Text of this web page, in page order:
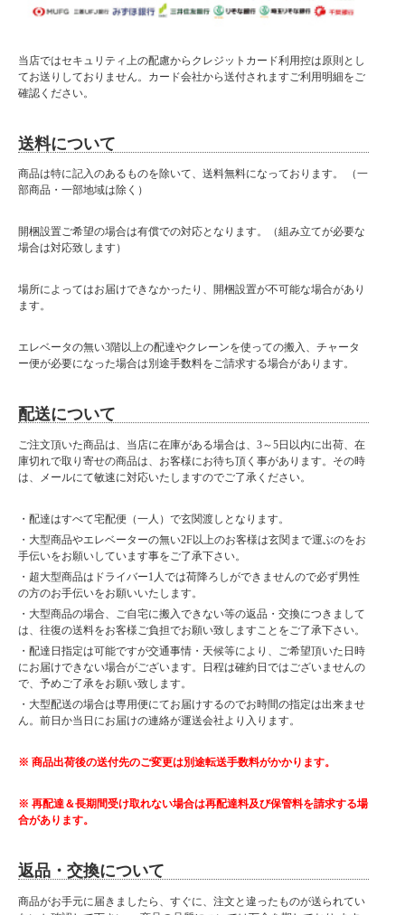
当店ではセキュリティ上の配慮からクレジットカード利用控は原則とし
てお送りしておりません。カード会社から送付されますご利用明細をご
確認ください。
送料について
商品は特に記入のあるものを除いて、送料無料になっております。 （一
部商品・一部地域は除く）
開梱設置ご希望の場合は有償での対応となります。（組み立てが必要な
場合は対応致します）
場所によってはお届けできなかったり、開梱設置が不可能な場合があり
ます。
エレベータの無い3階以上の配達やクレーンを使っての搬入、チャータ
ー便が必要になった場合は別途手数料をご請求する場合があります。
配送について
ご注文頂いた商品は、当店に在庫がある場合は、3～5日以内に出荷、在
庫切れで取り寄せの商品は、お客様にお待ち頂く事があります。その時
は、メールにて敏速に対応いたしますのでご了承ください。
・配達はすべて宅配便（一人）で玄関渡しとなります。
・大型商品やエレベーターの無い2F以上のお客様は玄関まで運ぶのをお
手伝いをお願いしています事をご了承下さい。
・超大型商品はドライバー1人では荷降ろしができませんので必ず男性
の方のお手伝いをお願いいたします。
・大型商品の場合、ご自宅に搬入できない等の返品・交換につきまして
は、往復の送料をお客様ご負担でお願い致しますことをご了承下さい。
・配達日指定は可能ですが交通事情・天候等により、ご希望頂いた日時
にお届けできない場合がございます。日程は確約日ではございませんの
で、予めご了承をお願い致します。
・大型配送の場合は専用便にてお届けするのでお時間の指定は出来ませ
ん。前日か当日にお届けの連絡が運送会社より入ります。
※ 商品出荷後の送付先のご変更は別途転送手数料がかかります。
※ 再配達＆長期間受け取れない場合は再配達料及び保管料を請求する場
合があります。
返品・交換について
商品がお手元に届きましたら、すぐに、注文と違ったものが送られてい